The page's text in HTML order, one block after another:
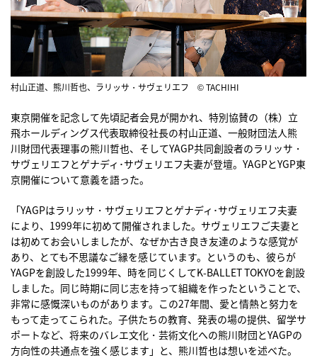
村山正道、熊川哲也、ラリッサ・サヴェリエフ © TACHIHI
東京開催を記念して先頃記者会見が開かれ、特別協賛の（株）立
飛ホールディングス代表取締役社長の村山正道、一般財団法人熊
川財団代表理事の熊川哲也、そしてYAGP共同創設者のラリッサ・
サヴェリエフとゲナディ･サヴェリエフ夫妻が登壇。YAGPとYGP東
京開催について意義を語った。
「YAGPはラリッサ・サヴェリエフとゲナディ･サヴェリエフ夫妻
により、1999年に初めて開催されました。サヴェリエフご夫妻と
は初めてお会いしましたが、なぜか古き良き友達のような感覚が
あり、とても不思議なご縁を感じています。というのも、彼らが
YAGPを創設した1999年、時を同じくしてK-BALLET TOKYOを創設
しました。同じ時期に同じ志を持って組織を作ったということで、
非常に感慨深いものがあります。この27年間、愛と情熱と努力を
もって走ってこられた。子供たちの教育、発表の場の提供、留学サ
ポートなど、将来のバレエ文化・芸術文化への熊川財団とYAGPの
方向性の共通点を強く感じます」と、熊川哲也は想いを述べた。